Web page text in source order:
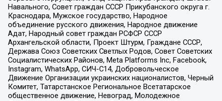
Навального, Совет граждан СССР Прикубанского округа г.
Краснодара, Мужское государство, Народное
объединение русского движения, Народное движение
Адат, Народный совет граждан РСФСР СССР
Архангельской области, Проект Штурм, Граждане СССР,
Держава Союз Советских Светлых Родов, Совет Советских
Социалистических Районов, Meta Platforms Inc, Facebook,
Instagram, WhatsApp, СИЧ-С14, Добровольческое
Движение Организации украинских националистов, Черный
Комитет, Татарстанское Региональное Всетатарское
общественное движение, Невоград, Молодежное